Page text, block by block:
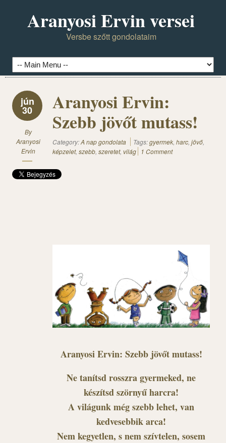
Aranyosi Ervin versei
Versbe szőtt gondolataim
jún
30
By
Aranyosi
Ervin
Aranyosi Ervin:
Szebb jövőt mutass!
Category:A nap gondolata Tags:gyermek, harc, jövő,
képzelet, szebb, szeretet, világ 1 Comment
Aranyosi Ervin: Szebb jövőt mutass!
Ne tanítsd rosszra gyermeked, ne
készítsd szörnyű harcra!
A világunk még szebb lehet, van
kedvesebbik arca!
Nem kegyetlen, s nem szívtelen, sosem